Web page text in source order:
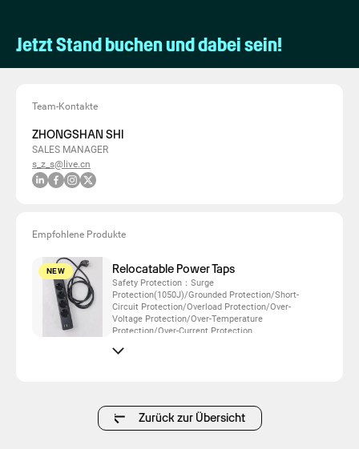
Jetzt Stand buchen und dabei sein!
Team-Kontakte
ZHONGSHAN SHI
SALES MANAGER
s_z_s@live.cn
Empfohlene Produkte
NEW Relocatable Power Taps
Safety Protection：Surge
Protection(1050J)/Grounded Protection/Short-
Circuit Protection/Overload Protection/Over-
Voltage Protection/Over-Temperature
Protection/Over-Current Protection
Zurück zur Übersicht